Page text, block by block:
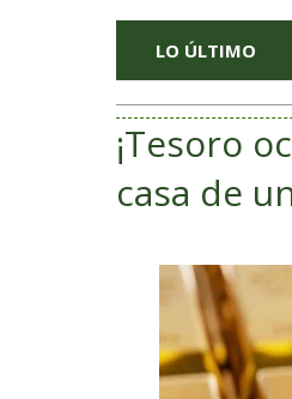
LO ÚLTIMO
¡Tesoro
casa de